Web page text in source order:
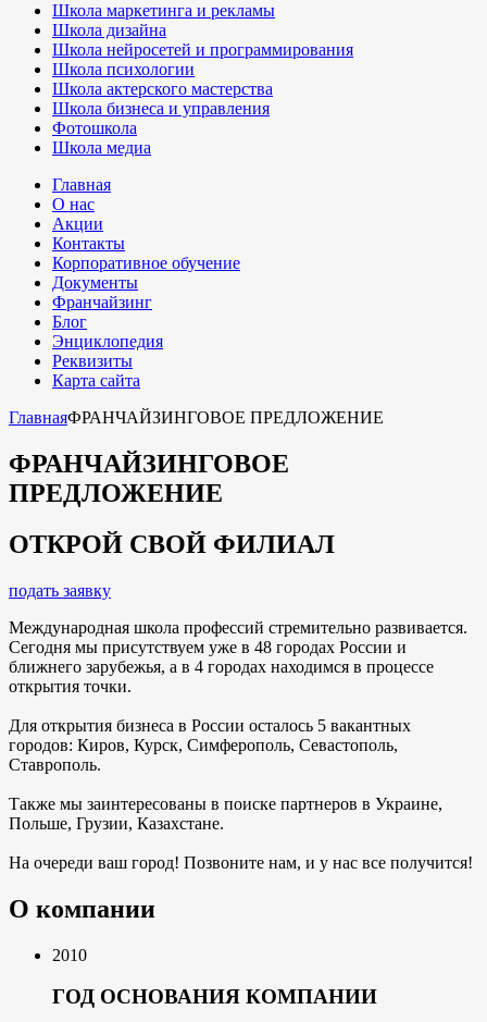
Школа маркетинга и рекламы
Школа дизайна
Школа нейросетей и программирования
Школа психологии
Школа актерского мастерства
Школа бизнеса и управления
Фотошкола
Школа медиа
Главная
О нас
Акции
Контакты
Корпоративное обучение
Документы
Франчайзинг
Блог
Энциклопедия
Реквизиты
Карта сайта
ГлавнаяФРАНЧАЙЗИНГОВОЕ ПРЕДЛОЖЕНИЕ
ФРАНЧАЙЗИНГОВОЕ
ПРЕДЛОЖЕНИЕ
ОТКРОЙ СВОЙ ФИЛИАЛ
подать заявку
Международная школа профессий стремительно развивается.
Сегодня мы присутствуем уже в 48 городах России и
ближнего зарубежья, а в 4 городах находимся в процессе
открытия точки.
Для открытия бизнеса в России осталось 5 вакантных
городов: Киров, Курск, Симферополь, Севастополь,
Ставрополь.
Также мы заинтересованы в поиске партнеров в Украине,
Польше, Грузии, Казахстане.
На очереди ваш город! Позвоните нам, и у нас все получится!
О компании
2010
ГОД ОСНОВАНИЯ КОМПАНИИ